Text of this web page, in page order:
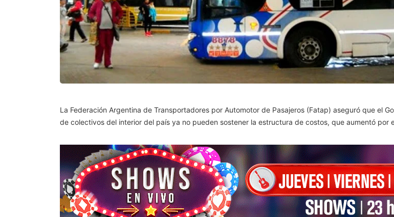
La Federación Argentina de Transportadores por Automotor de Pasajeros (Fatap) aseguró que el
de colectivos del interior del país ya no pueden sostener la estructura de costos, que aumentó por